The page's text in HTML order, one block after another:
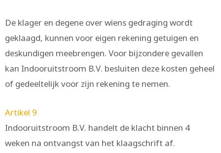
De klager en degene over wiens gedraging wordt
geklaagd, kunnen voor eigen rekening getuigen en
deskundigen meebrengen. Voor bijzondere gevallen
kan Indooruitstroom B.V. besluiten deze kosten geheel
of gedeeltelijk voor zijn rekening te nemen.
Artikel 9
Indooruitstroom B.V. handelt de klacht binnen 4
weken na ontvangst van het klaagschrift af.